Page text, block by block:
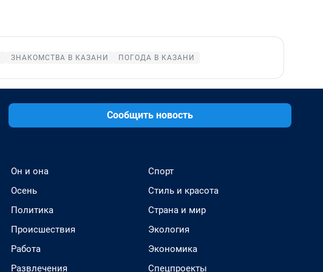
ЗНАКОМСТВА В КАЗАНИ ПОГОДА В КАЗАНИ
Сообщить новость
Он и она
Осень
Политика
Происшествия
Работа
Развлечения
Спорт
Стиль и красота
Страна и мир
Экология
Экономика
Спецпроекты